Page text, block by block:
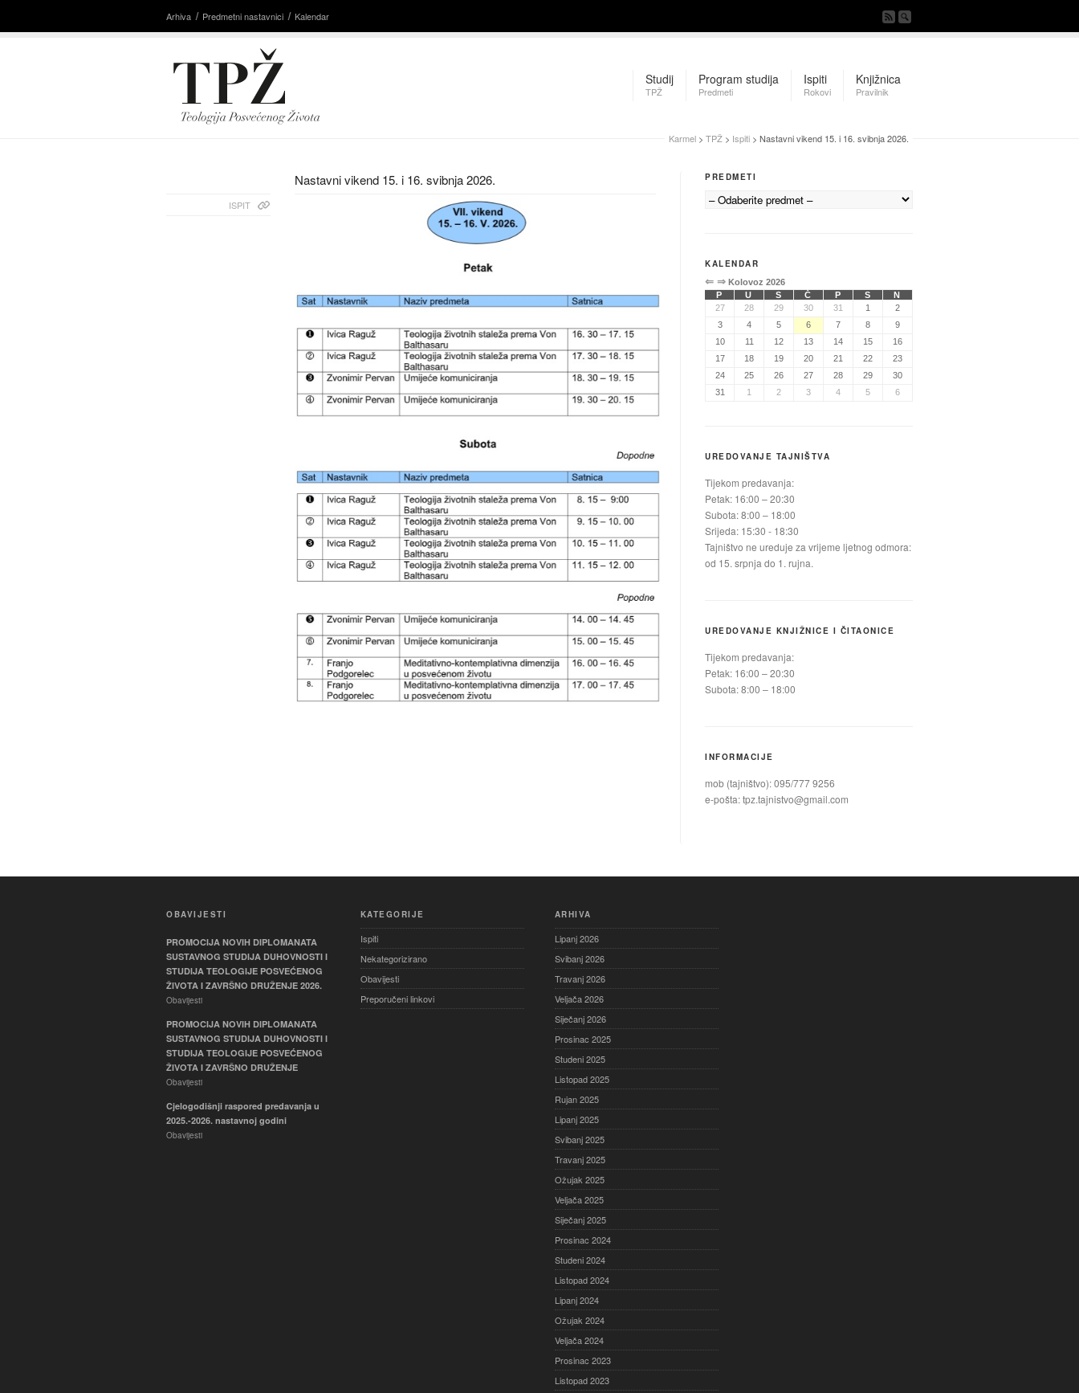
Arhiva Predmetni nastavnici Kalendar
Studij
TPŽ
Program studija
Predmeti
Ispiti
Rokovi
Knjižnica
Pravilnik
Karmel > TPŽ > Ispiti > Nastavni vikend 15. i 16. svibnja 2026.
Nastavni vikend 15. i 16. svibnja 2026.
ISPIT
PREDMETI
KALENDAR
⇐ ⇒ Kolovoz 2026
P
U S Č P S
N
27
28 29 30 31 1
2
3
4 5 6 7 8
9
10
11 12 13 14 15
16
17
18 19 20 21 22
23
24
25 26 27 28 29
30
31
1 2 3 4 5 6
UREDOVANJE TAJNIŠTVA
Tijekom predavanja:
Petak: 16:00 – 20:30
Subota: 8:00 – 18:00
Srijeda: 15:30 - 18:30
Tajništvo ne ureduje za vrijeme ljetnog odmora:
od 15. srpnja do 1. rujna.
UREDOVANJE KNJIŽNICE I ČITAONICE
Tijekom predavanja:
Petak: 16:00 – 20:30
Subota: 8:00 – 18:00
INFORMACIJE
mob (tajništvo): 095/777 9256
e-pošta:tpz.tajnistvo@gmail.com
OBAVIJESTI
PROMOCIJA NOVIH DIPLOMANATA
SUSTAVNOG STUDIJA DUHOVNOSTI I
STUDIJA TEOLOGIJE POSVEĆENOG
ŽIVOTA I ZAVRŠNO DRUŽENJE 2026.
Obavijesti
PROMOCIJA NOVIH DIPLOMANATA
SUSTAVNOG STUDIJA DUHOVNOSTI I
STUDIJA TEOLOGIJE POSVEĆENOG
ŽIVOTA I ZAVRŠNO DRUŽENJE
Obavijesti
Cjelogodišnji raspored predavanja u
2025.-2026. nastavnoj godini
Obavijesti
KATEGORIJE
Ispiti
Nekategorizirano
Obavijesti
Preporučeni linkovi
ARHIVA
Lipanj 2026
Svibanj 2026
Travanj 2026
Veljača 2026
Siječanj 2026
Prosinac 2025
Studeni 2025
Listopad 2025
Rujan 2025
Lipanj 2025
Svibanj 2025
Travanj 2025
Ožujak 2025
Veljača 2025
Siječanj 2025
Prosinac 2024
Studeni 2024
Listopad 2024
Lipanj 2024
Ožujak 2024
Veljača 2024
Prosinac 2023
Listopad 2023